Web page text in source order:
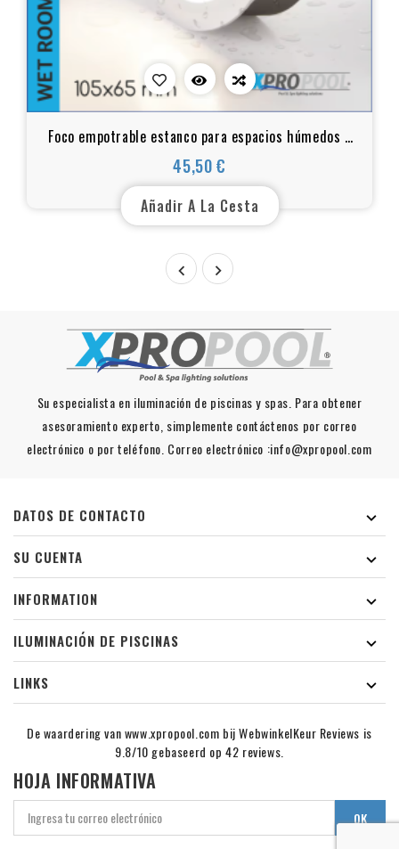
Foco empotrable estanco para espacios húmedos -
Blanco cálido, IP65, 105xH65mm,18w
45,50 €
Precio
Añadir A La Cesta
 
Su especialista en iluminación de piscinas y spas. Para obtener
asesoramiento experto, simplemente contáctenos por correo
electrónico o por teléfono. Correo electrónico :info@xpropool.com
DATOS DE CONTACTO

SU CUENTA

INFORMATION

ILUMINACIÓN DE PISCINAS

LINKS

De waardering van www.xpropool.com bijWebwinkelKeur Reviews is
9.8/10 gebaseerd op 42 reviews.
HOJA INFORMATIVA